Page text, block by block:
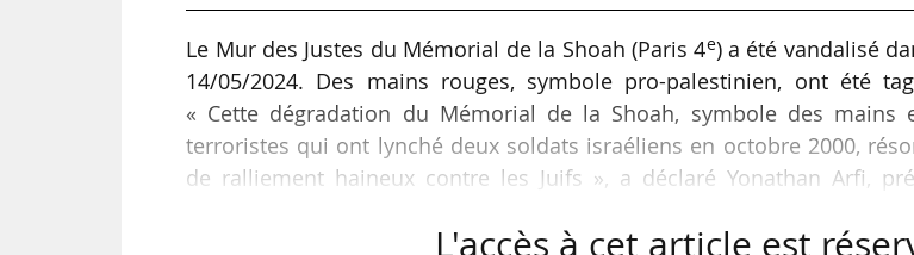
Le Mur des Justes du Mémorial de la Shoah (Paris 4e) a été vandalisé
14/05/2024. Des mains rouges, symbole pro-palestinien, ont été
« Cette dégradation du Mémorial de la Shoah, symbole des mains
terroristes qui ont lynché deux soldats israéliens en octobre 2000,
de ralliement haineux contre les Juifs », a déclaré Yonathan Arfi,
L'accès à cet article est